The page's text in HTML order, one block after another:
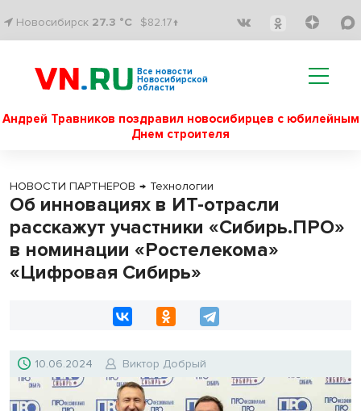
Новосибирск 27.3 °C $82.17↑
Все новости
Новосибирской
области
Андрей Травников поздравил новосибирцев с юбилейным
Днем строителя
НОВОСТИ ПАРТНЕРОВ → Технологии
Об инновациях в ИТ-отрасли
расскажут участники «Сибирь.ПРО»
в номинации «Ростелекома»
«Цифровая Сибирь»
10.06.2024 Виктор Добрый